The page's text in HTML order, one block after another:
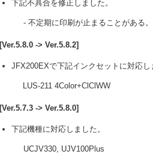
下記不具合を修正しました。
- 不定期に印刷が止まることがある。
[Ver.5.8.0 -> Ver.5.8.2]
JFX200EXで下記インクセットに対応し
LUS-211 4Color+ClClWW
[Ver.5.7.3 -> Ver.5.8.0]
下記機種に対応しました。
UCJV330, UJV100Plus